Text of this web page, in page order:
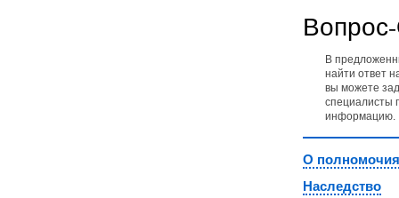
В
найти ответ
вы можете
специалисты
информацию.
О
Наследство